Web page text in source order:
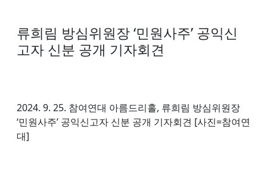
류희림 방심위원장 ‘민원사주’ 공익신
고자 신분 공개 기자회견
2024. 9. 25. 참여연대 아름드리홀, 류희림 방심위원장
‘민원사주’ 공익신고자 신분 공개 기자회견 [사진=참여연
대]